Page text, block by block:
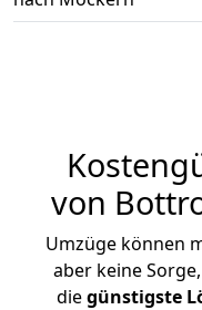
von
Umzüge können
aber keine
diegünstigste